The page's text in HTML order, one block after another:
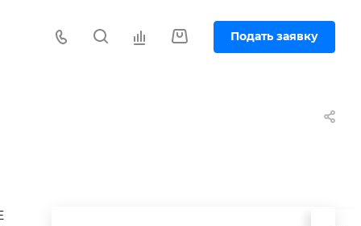
Подать заявку